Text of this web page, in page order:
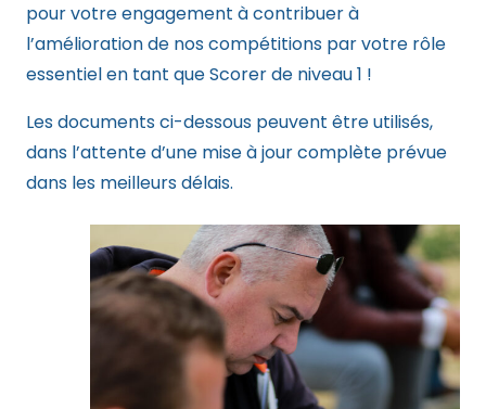
pour votre engagement à contribuer à
l’amélioration de nos compétitions par votre rôle
essentiel en tant que Scorer de niveau 1 !
Les documents ci-dessous peuvent être utilisés,
dans l’attente d’une mise à jour complète prévue
dans les meilleurs délais.